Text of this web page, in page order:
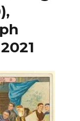
Hinweis
Christoph
2021